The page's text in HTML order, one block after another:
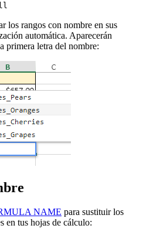
los rangos con nombre en sus
automática. Aparecerán
primera letra del nombre:
NAME para sustituir los
en tus hojas de cálculo: